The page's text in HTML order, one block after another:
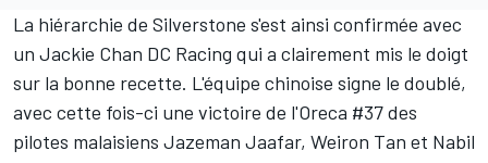
La hiérarchie de Silverstone s'est ainsi confirmée avec
un Jackie Chan DC Racing qui a clairement mis le doigt
sur la bonne recette. L'équipe chinoise signe le doublé,
avec cette fois-ci une victoire de l'Oreca #37 des
pilotes malaisiens Jazeman Jaafar, Weiron Tan et Nabil